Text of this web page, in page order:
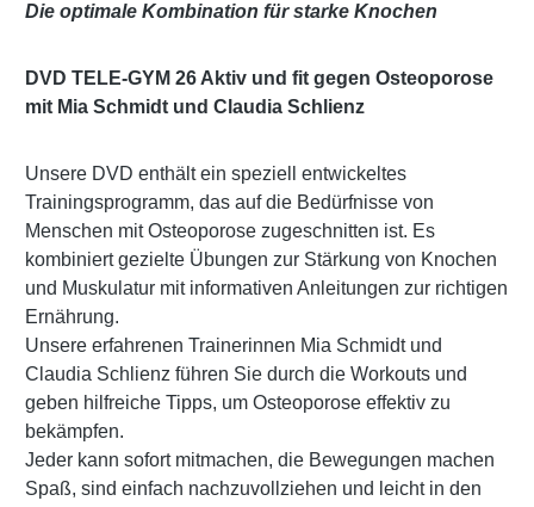
Die optimale Kombination für starke Knochen
DVD TELE-GYM 26 Aktiv und fit gegen Osteoporose
mit Mia Schmidt und Claudia Schlienz
Unsere DVD enthält ein speziell entwickeltes
Trainingsprogramm, das auf die Bedürfnisse von
Menschen mit Osteoporose zugeschnitten ist. Es
kombiniert gezielte Übungen zur Stärkung von Knochen
und Muskulatur mit informativen Anleitungen zur richtigen
Ernährung.
Unsere erfahrenen Trainerinnen Mia Schmidt und
Claudia Schlienz führen Sie durch die Workouts und
geben hilfreiche Tipps, um Osteoporose effektiv zu
bekämpfen.
Jeder kann sofort mitmachen, die Bewegungen machen
Spaß, sind einfach nachzuvollziehen und leicht in den